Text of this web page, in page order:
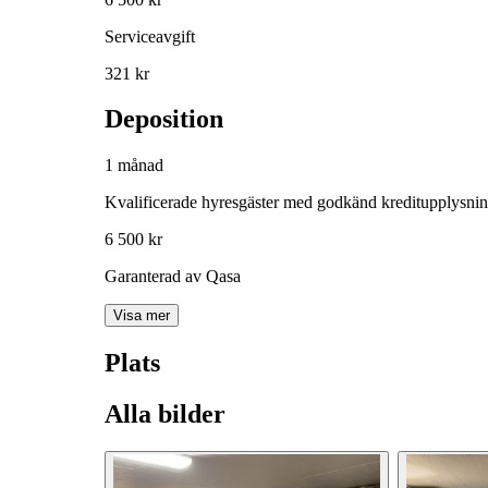
Serviceavgift
321 kr
Deposition
1 månad
Kvalificerade hyresgäster med godkänd
6 500 kr
Garanterad av Qasa
Visa mer
Plats
Alla bilder